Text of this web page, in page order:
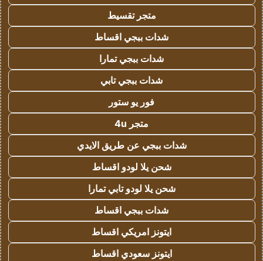
متجر تقسيط
شدات ببجي اقساط
شدات ببجي تمارا
شدات ببجي تابي
فور يو ستور
متجر 4u
شدات ببجي عن طريق الايدي
شحن يلا لودو اقساط
شحن يلا لودو تابي تمارا
شدات ببجي اقساط
ايتونز امريكي اقساط
ايتونز سعودي اقساط